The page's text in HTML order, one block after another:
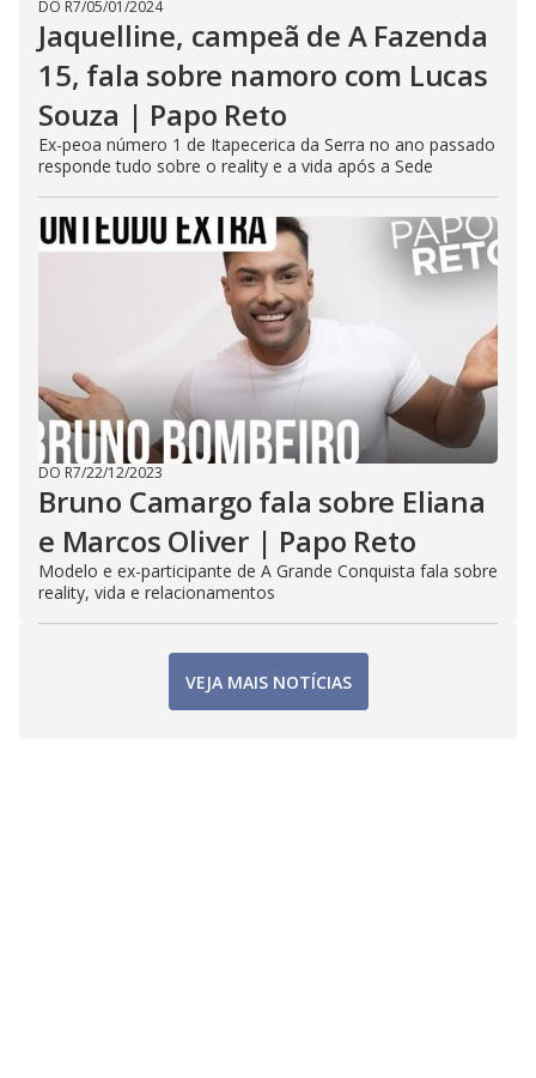
DO R7/05/01/2024
Jaquelline, campeã de A Fazenda
15, fala sobre namoro com Lucas
Souza | Papo Reto
Ex-peoa número 1 de Itapecerica da Serra no ano passado
responde tudo sobre o reality e a vida após a Sede
DO R7/22/12/2023
Bruno Camargo fala sobre Eliana
e Marcos Oliver | Papo Reto
Modelo e ex-participante de A Grande Conquista fala sobre
reality, vida e relacionamentos
VEJA MAIS NOTÍCIAS